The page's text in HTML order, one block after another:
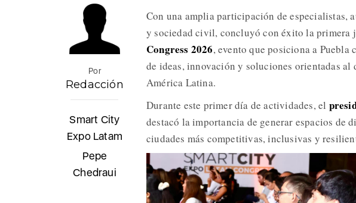
Por
Redacción
Smart City
Expo Latam
Pepe
Chedraui
Con una amplia participación de especialistas,
y sociedad civil, concluyó con éxito la primera
Congress 2026, evento que posiciona a
de ideas, innovación y soluciones orientadas
América Latina.
Durante este primer día de actividades, el
destacó la importancia de generar espacios
ciudades más competitivas, inclusivas y